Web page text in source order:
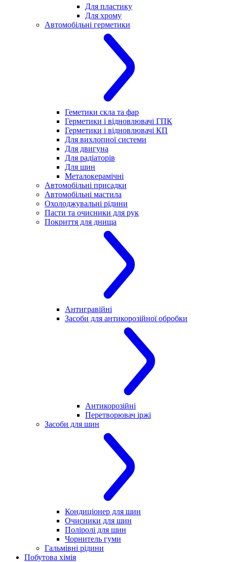
Для пластику
Для хрому
Автомобільні герметики
Геметики скла та фар
Герметики і відновлювачі ГПК
Герметики і відновлювачі КП
Для вихлопної системи
Для двигуна
Для радіаторів
Для шин
Металокерамічні
Автомобільні присадки
Автомобільні мастила
Охолоджувальні рідини
Пасти та очисники для рук
Покриття для днища
Антигравійні
Засоби для антикорозійної обробки
Антикорозійні
Перетворювач іржі
Засоби для шин
Кондиціонер для шин
Очисники для шин
Поліролі для шин
Чорнитель гуми
Гальмівні рідини
Побутова хімія